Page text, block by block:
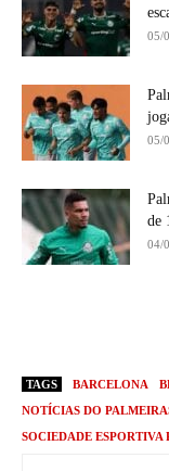
05/
05/
de
04/
TAGS BARCELONA
NOTÍCIAS DO
SOCIEDADE ESPORTIVA